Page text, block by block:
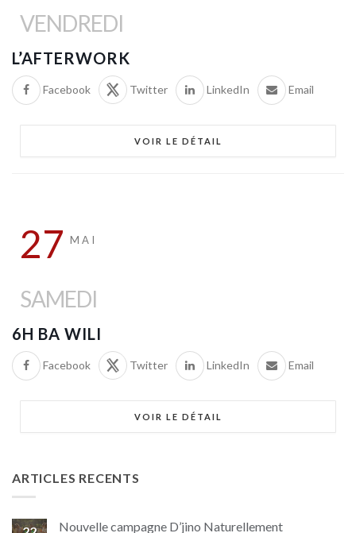
VENDREDI
L’AFTERWORK
Facebook Twitter LinkedIn Email
VOIR LE DÉTAIL
27 MAI
SAMEDI
6H BA WILI
Facebook Twitter LinkedIn Email
VOIR LE DÉTAIL
ARTICLES RECENTS
Nouvelle campagne D’jino Naturellement